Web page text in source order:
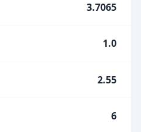
3.7065
1.0
2.55
6